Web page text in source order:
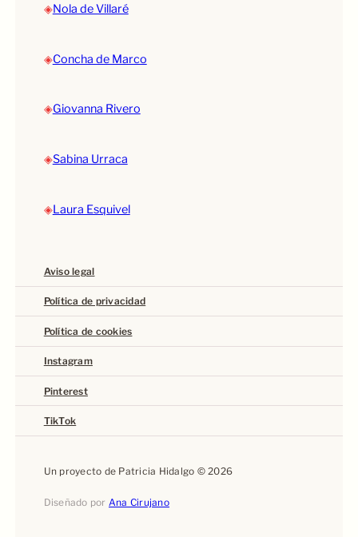
◈Nola de Villaré
◈Concha de Marco
◈Giovanna Rivero
◈Sabina Urraca
◈Laura Esquivel
Aviso legal
Política de privacidad
Política de cookies
Instagram
Pinterest
TikTok
Un proyecto de Patricia Hidalgo © 2026
Diseñado por Ana Cirujano